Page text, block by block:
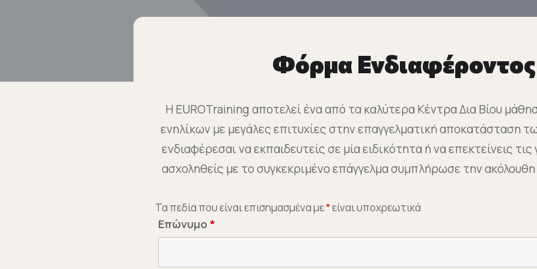
Φόρμα Ενδιαφέροντος
Η EUROTraining αποτελεί ένα από τα καλύτερα Κέντρα Δια Βίου
ενηλίκων με μεγάλες επιτυχίες στην επαγγελματική αποκατάσταση
ενδιαφέρεσαι να εκπαιδευτείς σε μία ειδικότητα ή να επεκτείνεις
ασχοληθείς με το συγκεκριμένο επάγγελμα συμπλήρωσε την
Τα πεδία που είναι επισημασμένα με*είναι υποχρεωτικά
Επώνυμο *